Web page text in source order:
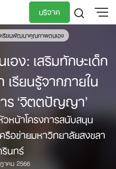
บริจาค
TH
เรียนพัฒนาคุณภาพตนเอง
ง: เสริมทักษะเด็ก
รียนรู้จากภายใน
ร ‘จิตตปัญญา’
หน้าโครงการสนับสนุน
รือข่ายมหาวิทยาลัยสงขลา
นทร์
าคม 2566